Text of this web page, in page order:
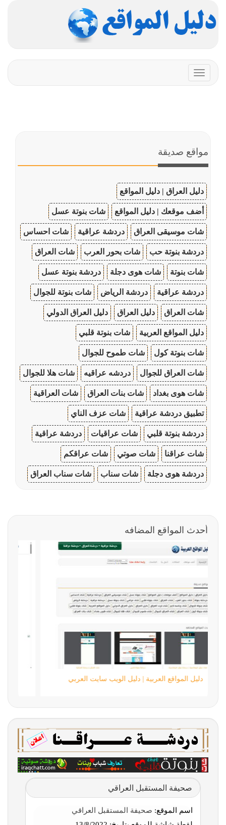
Toggle
navigation
مواقع صديقة
دليل العراق | دليل المواقع
أضف موقعك | دليل المواقع شات بنوتة عسل
شات موسيقى العراق دردشة عراقية شات احساس
دردشة بنوتة حب شات بحور العرب شات العراق
شات بنوتة شات هوى دجلة دردشة بنوتة عسل
دردشة عراقية دردشة الرياض شات بنوتة للجوال
شات العراق دليل العراق دليل العراق الدولي
دليل المواقع العربية شات بنوتة قلبي
شات بنوتة كول شات طموح للجوال
شات العراق للجوال دردشه عراقيه شات هلا للجوال
شات هوى بغداد شات بنات العراق شات العراقية
تطبيق دردشة عراقية شات عزف الناي
دردشة بنوتة قلبي شات عراقيات دردشة عراقية
شات عراقنا شات صوتي شات عراقكم
دردشة هوى دجلة شات سناب شات سناب العراق
أحدث المواقع المضافه
دليل المواقع العربية | دليل الويب سايت العربي
صحيفة المستقبل العراقي
اسم الموقع: صحيفة المستقبل العراقي